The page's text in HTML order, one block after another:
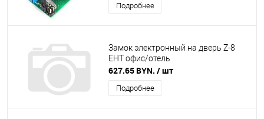
Подробнее
Замок электронный на дверь Z-8
EHT офис/отель
627.65 BYN. / шт
Подробнее